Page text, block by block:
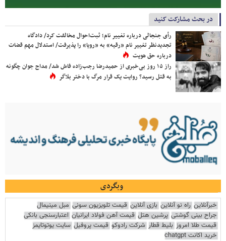
در بحث مشارکت کنید
رأی جنجالی درباره تغییر نام؛ ثبت‌احوال مخالفت کرد/ دادگاه
تجدیدنظر تغییر نام «رقیه» به «رویا» را پذیرفت/ استدلال مهم قضات
درباره حق هویت
راز ۱۵ روز بی‌خبری از حمیدرضا رجب‌زاده فاش شد/ مداح جوان چگونه
به قتل رسید؟ روایت یک قرار مرگ با دختر بلاگر
وبگردی
خبرآنلاین راه نو آنلاین بازی آنلاین قیمت تلویزیون سونی مبل مینیمال
جراح بینی گوشتی پرشین هتل قیمت آهن فولاد ایرانیان اعتبارسنجی بانکی
قیمت طلا امروز بلیط قطار شرکت رادوکو قیمت پروفیل سایت یوتوتایمز
خرید اکانت chatgpt